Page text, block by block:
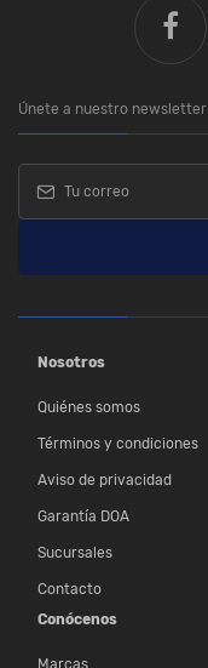
Únete a nuestro newsletter
Nosotros
Quiénes somos
Términos y condiciones
Aviso de privacidad
Garantía DOA
Sucursales
Contacto
Conócenos
Marcas